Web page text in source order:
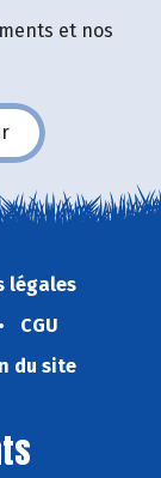
et nos
légales
CGU
du site